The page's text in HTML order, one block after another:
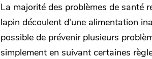
La majorité des problèmes de santé
lapin découlent d'une alimentation
possible de prévenir plusieurs
simplement en suivant certaines